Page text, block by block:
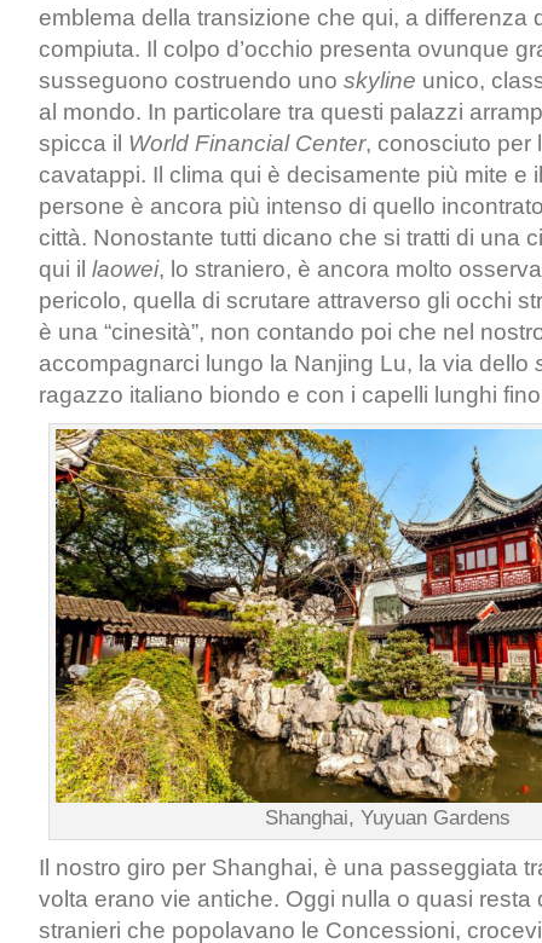
emblema della transizione che qui, a differenza
compiuta. Il colpo d’occhio presenta ovunque
susseguono costruendo uno skyline unico,
al mondo. In particolare tra questi palazzi
spicca il World Financial Center, conosciuto per
cavatappi. Il clima qui è decisamente più mite e
persone è ancora più intenso di quello
città. Nonostante tutti dicano che si tratti di una
qui il laowei, lo straniero, è ancora molto
pericolo, quella di scrutare attraverso gli occhi
è una “cinesità”, non contando poi che nel
accompagnarci lungo la Nanjing Lu, la via dello
ragazzo italiano biondo e con i capelli lunghi
Shanghai, Yuyuan Gardens
Il nostro giro per Shanghai, è una passeggiata
volta erano vie antiche. Oggi nulla o quasi resta
stranieri che popolavano le Concessioni,